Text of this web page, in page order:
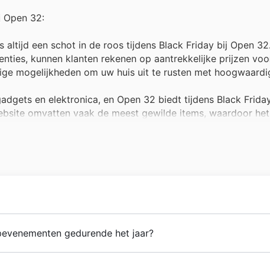
32:
altijd een schot in de roos tijdens Black Friday bij Open
kunnen klanten rekenen op aantrekkelijke prijzen
mogelijkheden om uw huis uit te rusten met
en elektronica, en Open 32 biedt tijdens Black
omvatten vaak de meest gewilde items, waardoor
professional is dit een absolute topper in de Black Friday
vol met aanbiedingen op kwaliteitsgereedschap dat uw
een breed publiek. Vanaf hun eerste winkel in Amsterdam
geselecteerde collectie van stijlvolle en betaalbare
gedurende het jaar?